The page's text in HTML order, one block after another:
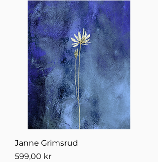
Janne Grimsrud
Pris
599,00 kr